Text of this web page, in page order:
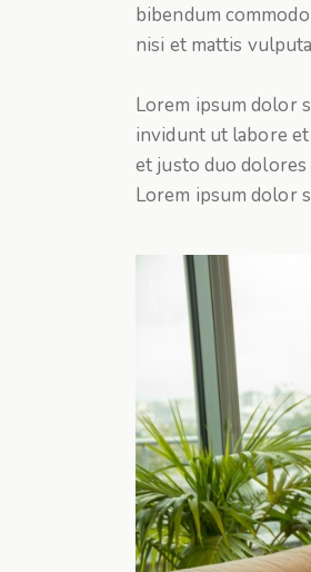
bibendum
nisi et mattis
Lorem ipsum dolor
invidunt ut labore et
et justo duo dolores
Lorem ipsum dolor